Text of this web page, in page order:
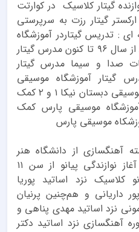
گیتار کلاسیک در کوارتت
گیتار رزت به سرپرستی
: تدریس گیتاردر آموزشگاه
های موسیقی و مدارس تهران از سال ۹۶ تا کنون مدرس گیتار
صدا و سیما مدرس گیتار
گیتار آموزشگاه موسیقی
سوچلا مدرس گیتار دپارتمان موسیقی دبستان نیکا ۱ و ۲ کمک
موسیقی پارس کمک
موسیقی پارس
آهنگسازی از دانشگاه هنر
اصفهان رتبه ۱۵۱ کنکور هنر آغاز نوازندگی پیانو از سن ۱۱
کلاسیک نزد اساتید پوریا
داریانی و هم‌چنین پرنیان
نزد اساتید مهدی پناهی و
آهنگسازی نزد اساتید دکتر